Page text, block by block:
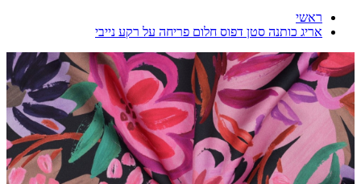
ראשי
אריג כותנה סטן דפוס חלום פריחה על רקע נייבי